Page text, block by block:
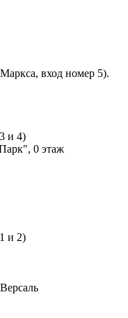
вход номер 5).
и 4)
0 этаж
и 2)